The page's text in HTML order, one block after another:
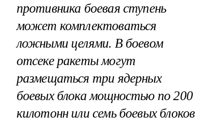
противника боевая ступень
может комплектоваться
ложными целями. В боевом
отсеке ракеты могут
размещаться три ядерных
боевых блока мощностью по 200
килотонн или семь боевых блоков